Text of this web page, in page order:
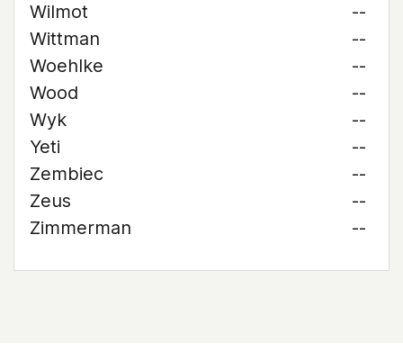
Wilmot
--
Wittman
--
Woehlke
--
Wood
--
Wyk
--
Yeti
--
Zembiec
--
Zeus
--
Zimmerman
--